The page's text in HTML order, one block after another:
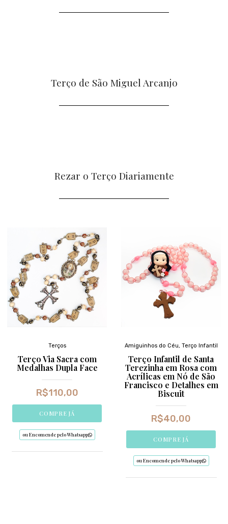
Terço de São Miguel Arcanjo
Rezar o Terço Diariamente
Terços
Terço Via Sacra com
Medalhas Dupla Face
R$110,00
COMPRE JÁ
ou Encomende pelo Whatsapp
Amiguinhos do Céu, Terço Infantil
Terço Infantil de Santa
Terezinha em Rosa com
Acrílicas em Nó de São
Francisco e Detalhes em
Biscuit
R$40,00
COMPRE JÁ
ou Encomende pelo Whatsapp